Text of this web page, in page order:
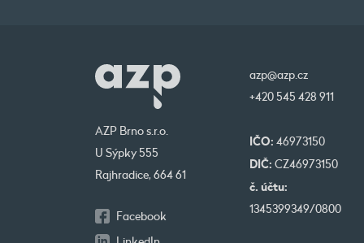
AZP Brno s.r.o.
U Sýpky 555
Rajhradice, 664 61
Facebook
azp@azp.cz
+420 545 428 911
IČO: 46973150
DIČ: CZ46973150
č. účtu:
1345399349/0800